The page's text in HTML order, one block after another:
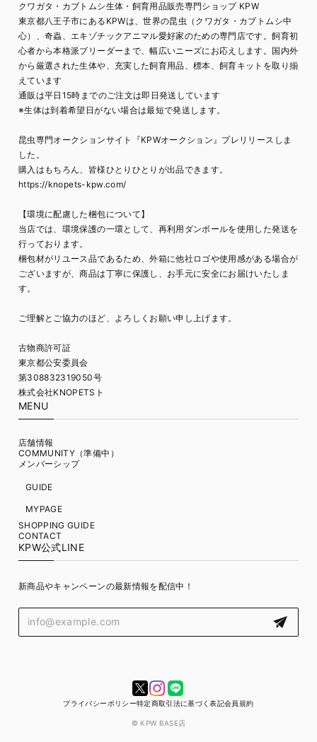
クワガタ・カブトムシ生体・飼育用品販売専門ショップ KPW
東京都八王子市にあるKPWは、世界の昆虫（クワガタ・カブトムシ中
心）、奇蟲、エキゾチックアニマル愛好家のための専門店です。飼育初
心者から本格派ブリーダーまで、幅広いニーズにお応えします。国内外
から厳選された生体や、充実した飼育用品、標本、飼育キットを取り揃
えています
通販は平日15時までのご注文は即日発送しています
※生体は到着希望日がない場合は最短で発送します。
昆虫専門オークションサイト『KPWオークション』プレリリースしま
した。
購入はもちろん、皆様ひとりひとりが出品できます。
https://knopets-kpw.com/
【環境に配慮した梱包について】
当店では、環境保護の一環として、再利用ダンボールを使用した発送を
行っております。
梱包材がリユース品であるため、外箱に他社ロゴや使用感がある場合が
ございますが、商品は丁寧に保護し、お手元に安全にお届けいたしま
す。
ご理解とご協力のほど、よろしくお願い申し上げます。
古物商許可証
東京都公安委員会
第308832319050号
株式会社KNOPETSト
MENU
店舗情報
COMMUNITY（準備中）
メンバーシップ
GUIDE
MYPAGE
SHOPPING GUIDE
CONTACT
KPW公式LINE
新商品やキャンペーンの最新情報を配信中！
プライバシーポリシー特定商取引法に基づく表記会員規約
© KPW BASE店